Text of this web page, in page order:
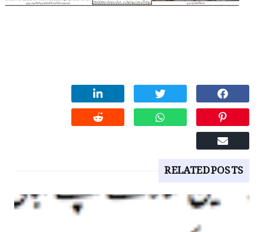
RELATED POSTS